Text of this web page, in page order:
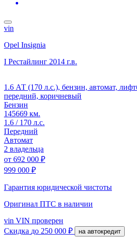
vin
Opel Insignia
I Рестайлинг 2014 г.в.
1.6 АТ (170 л.с.), бензин, автомат,
передний, коричневый
Бензин
145669 км.
1.6 / 170 л.с.
Передний
Автомат
2 владельца
от 692 000 ₽
999 000 ₽
Гарантия юридической чистоты
Оригинал ПТС в наличии
vin VIN проверен
Скидка до 250 000 ₽ на автокредит